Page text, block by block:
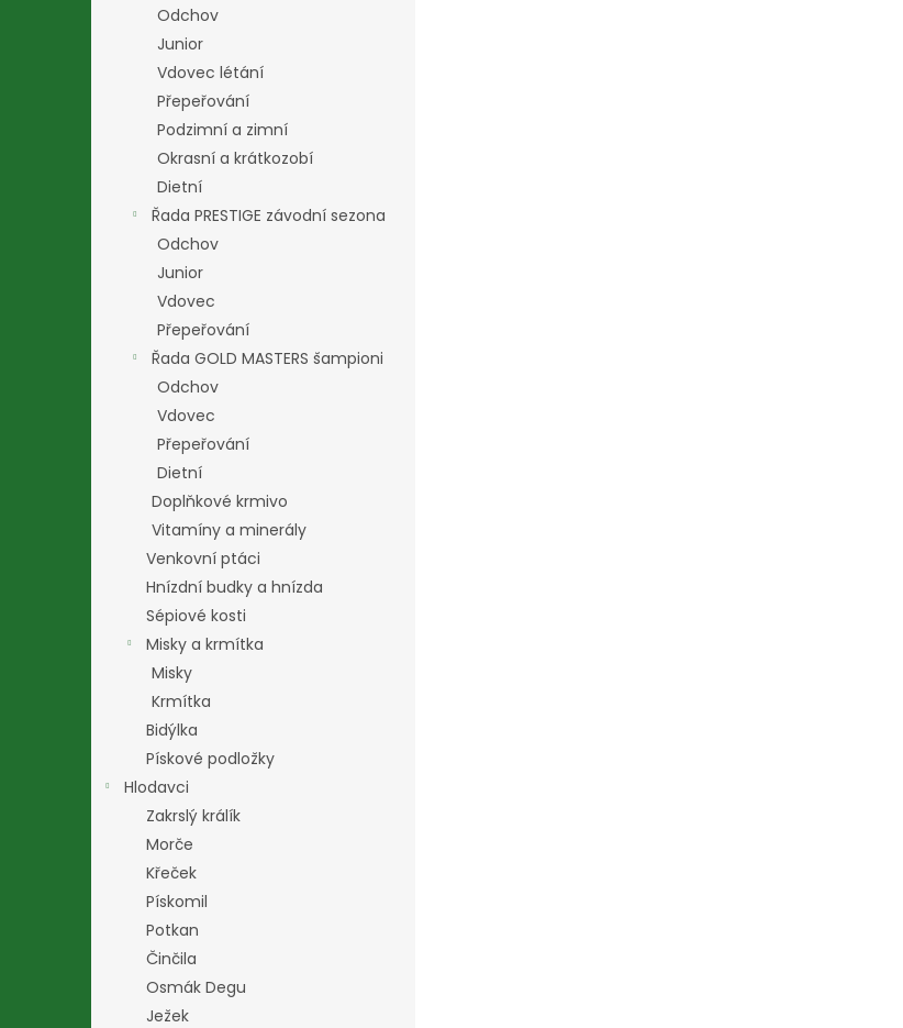
Odchov
Junior
Vdovec létání
Přepeřování
Podzimní a zimní
Okrasní a krátkozobí
Dietní
Řada PRESTIGE závodní sezona
Odchov
Junior
Vdovec
Přepeřování
Řada GOLD MASTERS šampioni
Odchov
Vdovec
Přepeřování
Dietní
Doplňkové krmivo
Vitamíny a minerály
Venkovní ptáci
Hnízdní budky a hnízda
Sépiové kosti
Misky a krmítka
Misky
Krmítka
Bidýlka
Pískové podložky
Hlodavci
Zakrslý králík
Morče
Křeček
Pískomil
Potkan
Činčila
Osmák Degu
Ježek